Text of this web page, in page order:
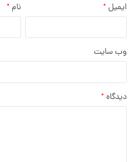
نام * ایمیل *
وب‌ سایت
دیدگاه *